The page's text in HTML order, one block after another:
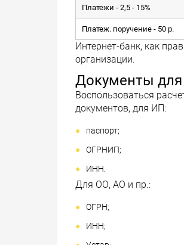
Платежи - 2,5 - 15%
Платеж. поручение - 50 р.
Интернет-банк, как
организации.
Документы
Воспользоваться
документов, для ИП:
паспорт;
ОГРНИП;
ИНН.
Для ОО, АО и пр.:
ОГРН;
ИНН;